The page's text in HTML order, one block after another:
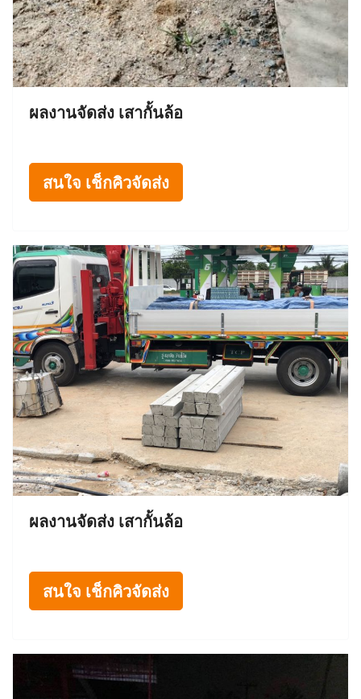
ผลงานจัดส่ง เสากั้นล้อ
สนใจ เช็กคิวจัดส่ง
ผลงานจัดส่ง เสากั้นล้อ
สนใจ เช็กคิวจัดส่ง